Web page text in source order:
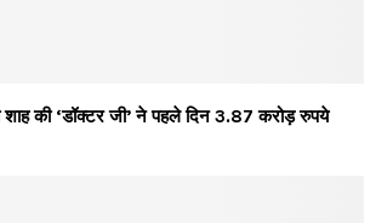
की ‘डॉक्टर जी’ ने पहले दिन 3.87 करोड़ रुपये